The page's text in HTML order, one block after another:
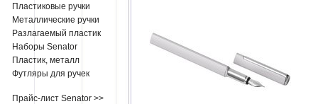
Пластиковые ручки
Металлические ручки
Разлагаемый пластик
Наборы Senator
Пластик, металл
Футляры для ручек
Прайс-лист Senator >>